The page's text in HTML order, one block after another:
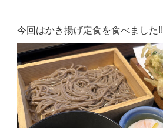
今回はかき揚げ定食を食べました!!